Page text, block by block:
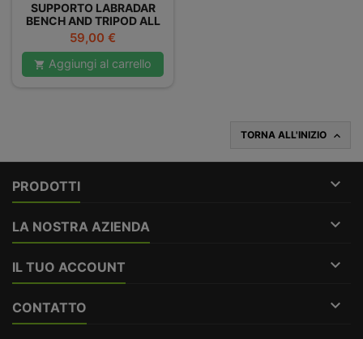
SUPPORTO LABRADAR
BENCH AND TRIPOD ALL
PURPOSE MOUNT
Prezzo
59,00 €
 Aggiungi al carrello
TORNA ALL'INIZIO 
PRODOTTI 
LA NOSTRA AZIENDA 
IL TUO ACCOUNT 
CONTATTO 